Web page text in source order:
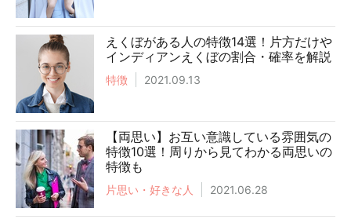
えくぼがある人の特徴14選！片方だけや
インディアンえくぼの割合・確率を解説
特徴 2021.09.13
【両思い】お互い意識している雰囲気の
特徴10選！周りから見てわかる両思いの
特徴も
片思い・好きな人 2021.06.28